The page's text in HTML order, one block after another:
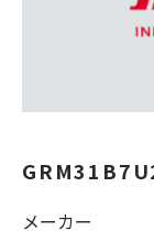
メーカー